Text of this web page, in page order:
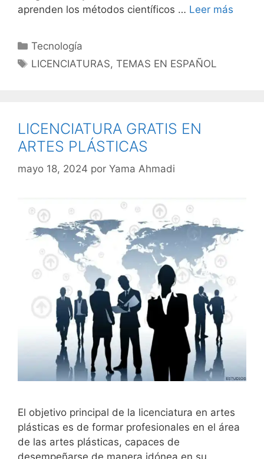
aprenden los métodos científicos … Leer más
Categorías
Tecnología
Etiquetas
LICENCIATURAS,TEMAS EN ESPAÑOL
LICENCIATURA GRATIS EN
ARTES PLÁSTICAS
mayo 18, 2024 por Yama Ahmadi
El objetivo principal de la licenciatura en artes
plásticas es de formar profesionales en el área
de las artes plásticas, capaces de
desempeñarse de manera idónea en su